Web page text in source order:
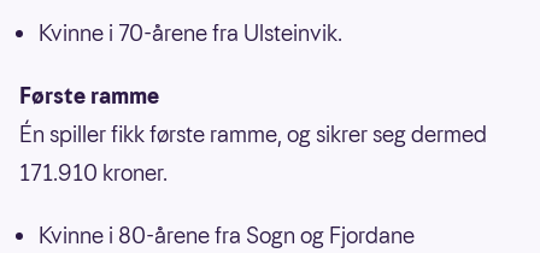
Kvinne i 70-årene fra Ulsteinvik.
Første ramme
Én spiller fikk første ramme, og sikrer seg dermed
171.910 kroner.
Kvinne i 80-årene fra Sogn og Fjordane